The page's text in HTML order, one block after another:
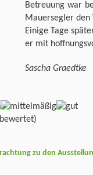
Betreuung war
Mauersegler den
Einige Tage
er mit
Sascha Graedtke
zu den